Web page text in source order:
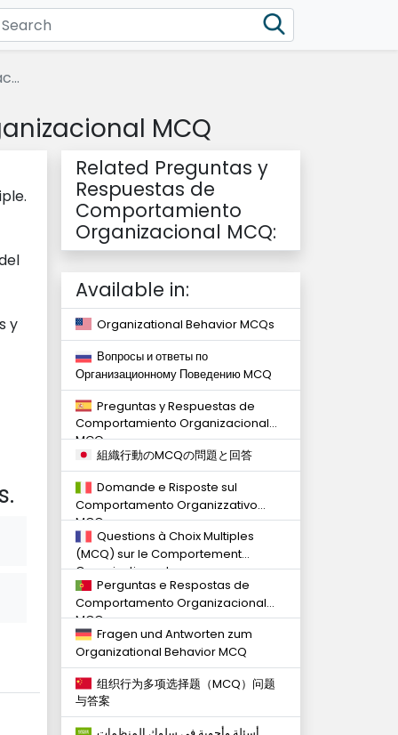
MCQ
y
Related Preguntas y
Respuestas de
Comportamiento
Organizacional MCQ:
Available in:
Organizational Behavior MCQs
Вопросы и ответы по
Организационному Поведению MCQ
Preguntas y Respuestas de
Comportamiento Organizacional
MCQ
組織行動のMCQの問題と回答
Domande e Risposte sul
Comportamento Organizzativo
MCQ
Questions à Choix Multiples
(MCQ) sur le Comportement
Organisationnel
Perguntas e Respostas de
Comportamento Organizacional
MCQ
Fragen und Antworten zum
Organizational Behavior MCQ
组织行为多项选择题（MCQ）问题
与答案